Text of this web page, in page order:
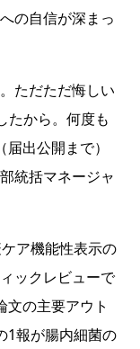
の自信が深まっ
ただただ悔しい
たから。何度も
出公開まで）
統括マネージャ
ア機能性表示の
ックレビューで
文の主要アウト
1報が腸内細菌の